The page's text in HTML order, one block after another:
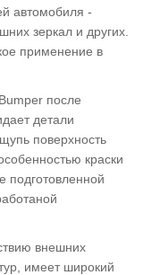
автомобиля -
зеркал и других.
применение в
после
детали
поверхность
краски
подготовленной
внешних
имеет широкий